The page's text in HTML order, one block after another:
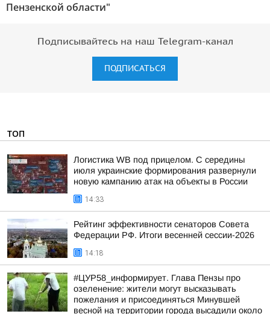
Пензенской области"
Подписывайтесь на наш Telegram-канал
ПОДПИСАТЬСЯ
ТОП
Логистика WB под прицелом. С середины
июля украинские формирования развернули
новую кампанию атак на объекты в России
14:33
Рейтинг эффективности сенаторов Совета
Федерации РФ. Итоги весенней сессии-2026
14:18
#ЦУР58_информирует. Глава Пензы про
озеленение: жители могут высказывать
пожелания и присоединяться Минувшей
весной на территории города высадили около